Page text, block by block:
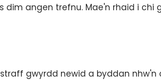
dim angen trefnu. Mae'n rhaid i chi
gwyrdd newid a byddan nhw'n